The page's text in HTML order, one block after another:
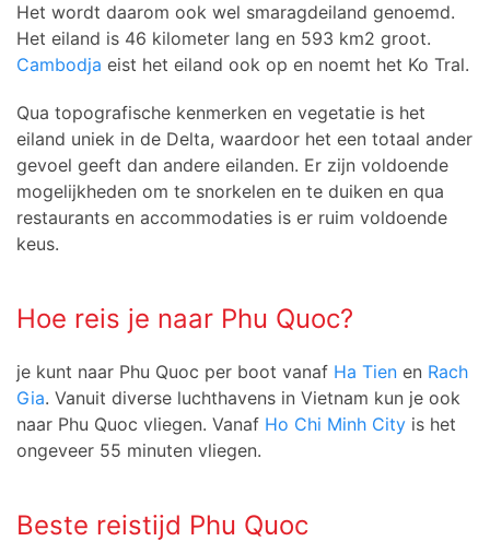
Het wordt daarom ook wel smaragdeiland genoemd.
Het eiland is 46 kilometer lang en 593 km2 groot.
Cambodja eist het eiland ook op en noemt het Ko Tral.
Qua topografische kenmerken en vegetatie is het
eiland uniek in de Delta, waardoor het een totaal ander
gevoel geeft dan andere eilanden. Er zijn voldoende
mogelijkheden om te snorkelen en te duiken en qua
restaurants en accommodaties is er ruim voldoende
keus.
Hoe reis je naar Phu Quoc?
je kunt naar Phu Quoc per boot vanaf Ha Tien en Rach
Gia. Vanuit diverse luchthavens in Vietnam kun je ook
naar Phu Quoc vliegen. Vanaf Ho Chi Minh City is het
ongeveer 55 minuten vliegen.
Beste reistijd Phu Quoc